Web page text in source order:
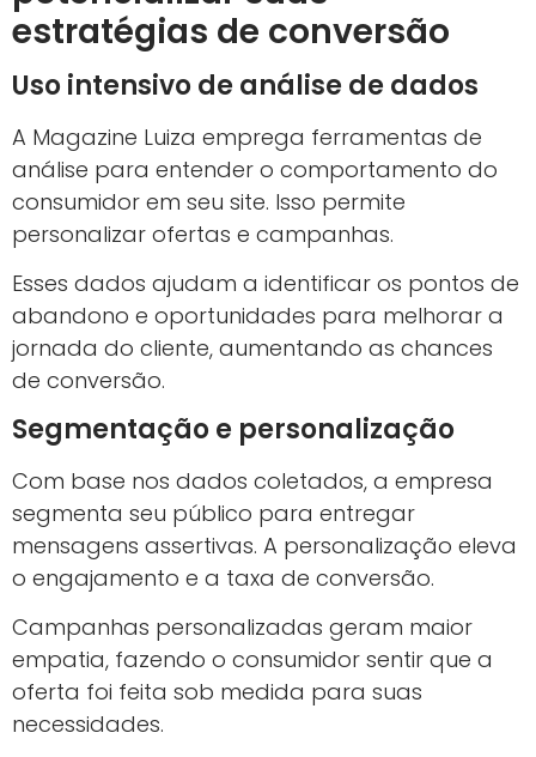
estratégias de conversão
Uso intensivo de análise de dados
A Magazine Luiza emprega ferramentas de
análise para entender o comportamento do
consumidor em seu site. Isso permite
personalizar ofertas e campanhas.
Esses dados ajudam a identificar os pontos de
abandono e oportunidades para melhorar a
jornada do cliente, aumentando as chances
de conversão.
Segmentação e personalização
Com base nos dados coletados, a empresa
segmenta seu público para entregar
mensagens assertivas. A personalização eleva
o engajamento e a taxa de conversão.
Campanhas personalizadas geram maior
empatia, fazendo o consumidor sentir que a
oferta foi feita sob medida para suas
necessidades.